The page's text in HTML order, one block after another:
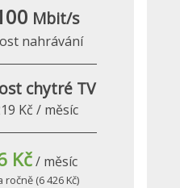
Mbit/s
nahrávání
chytré TV
Kč / měsíc
Kč/ měsíc
ročně (6 426 Kč)